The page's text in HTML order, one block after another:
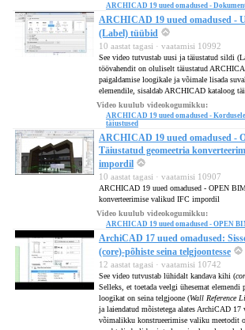
ARCHICAD 19 uued omadused -
ARCHICAD 19 uued omadused -
(Label) tüübid
10 aastat tagasi · vaatamisi 10992
See video tutvustab uusi ja täiustatud sildi
töövahendit on oluliselt täiustatud
paigaldamise loogikale ja võimale lisada
elemendile, sisaldab ARCHICAD kataloog
Video kuulub videokogumikku:
ARCHICAD 19 uued omadused -
täiustused
ARCHICAD 19 uued omadused -
Täiustatud geomeetria
impordil
10 aastat tagasi · vaatamisi 10907
ARCHICAD 19 uued omadused - OPEN
konverteerimise valikud IFC impordil
Video kuulub videokogumikku:
ARCHICAD 19 uued omadused - OPEN
ArchiCAD 17 uued omadused:
(core)-põhiste seina telgjoontesse
12 aastat tagasi · vaatamisi 10742
See video tutvustab lühidalt kandava kihi (
Selleks, et toetada veelgi ühesemat
loogikat on seina telgjoone (Wall Reference
ja laiendatud mõistetega alates ArchiCAD 17
võimalikku konstrueerimise valiku meetodit